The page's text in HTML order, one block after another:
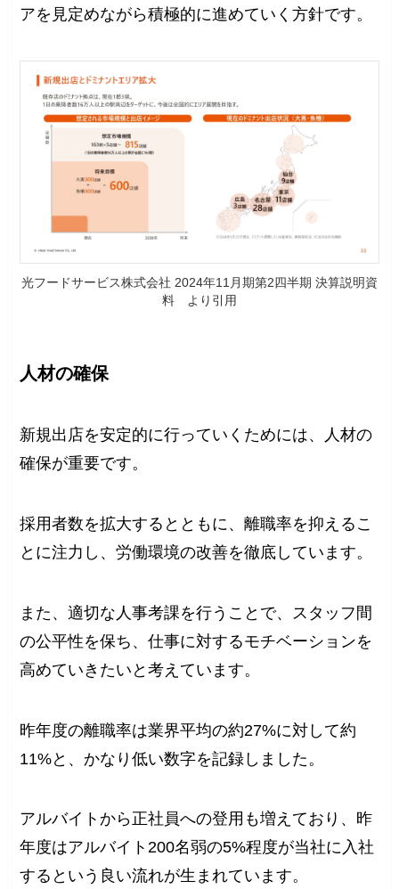
アを見定めながら積極的に進めていく方針です。
光フードサービス株式会社 2024年11月期第2四半期 決算説明資
料 より引用
人材の確保
新規出店を安定的に行っていくためには、人材の
確保が重要です。
採用者数を拡大するとともに、離職率を抑えるこ
とに注力し、労働環境の改善を徹底しています。
また、適切な人事考課を行うことで、スタッフ間
の公平性を保ち、仕事に対するモチベーションを
高めていきたいと考えています。
昨年度の離職率は業界平均の約27%に対して約
11%と、かなり低い数字を記録しました。
アルバイトから正社員への登用も増えており、昨
年度はアルバイト200名弱の5%程度が当社に入社
するという良い流れが生まれています。